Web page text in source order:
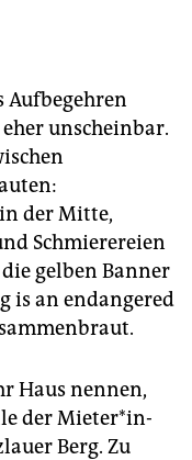
Aufbegehren
unscheinbar.
der Mitte,
Schmierereien
gelben Banner
is an endangered
Haus nennen,
der Mie­te­r*in­
Berg. Zu